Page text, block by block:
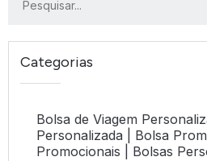
Categorias
Bolsa de Viagem
Personalizada | Bolsa
Promocionais | Bolsas